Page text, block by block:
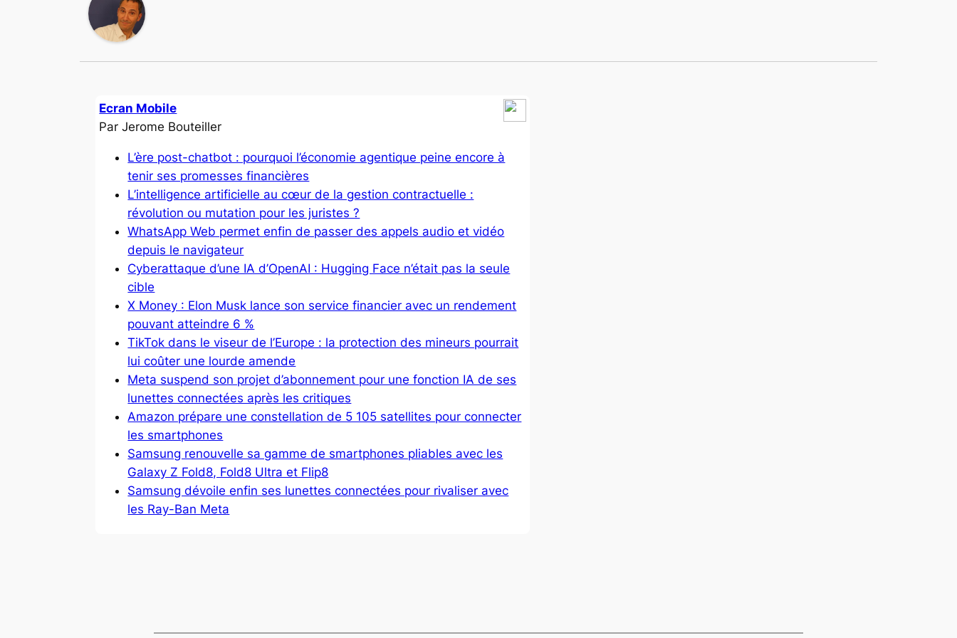
Ecran Mobile
Par Jerome Bouteiller
​L’ère post-chatbot : pourquoi l’économie agentique peine encore à
tenir ses promesses financières
​L’intelligence artificielle au cœur de la gestion contractuelle :
révolution ou mutation pour les juristes ?
WhatsApp Web permet enfin de passer des appels audio et vidéo
depuis le navigateur
Cyberattaque d’une IA d’OpenAI : Hugging Face n’était pas la seule
cible
X Money : Elon Musk lance son service financier avec un rendement
pouvant atteindre 6 %
TikTok dans le viseur de l’Europe : la protection des mineurs pourrait
lui coûter une lourde amende
Meta suspend son projet d’abonnement pour une fonction IA de ses
lunettes connectées après les critiques
Amazon prépare une constellation de 5 105 satellites pour connecter
les smartphones
Samsung renouvelle sa gamme de smartphones pliables avec les
Galaxy Z Fold8, Fold8 Ultra et Flip8
Samsung dévoile enfin ses lunettes connectées pour rivaliser avec
les Ray-Ban Meta